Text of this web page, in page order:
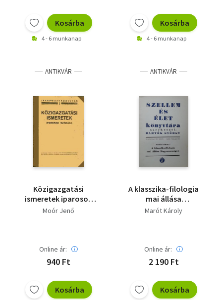
Kosárba
4 - 6 munkanap
Kosárba
4 - 6 munkanap
ANTIKVÁR
Közigazgatási
ismeretek iparosok
számára
Moór Jenő
Online ár:
940 Ft
Kosárba
ANTIKVÁR
A klasszika-filologia
mai állása
Magyarországon
Kolozsvár)
Marót Károly
Online ár:
2 190 Ft
Kosárba